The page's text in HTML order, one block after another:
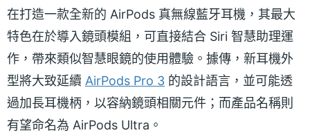
在打造一款全新的 AirPods 真無線藍牙耳機，其最大
特色在於導入鏡頭模組，可直接結合 Siri 智慧助理運
作，帶來類似智慧眼鏡的使用體驗。據傳，新耳機外
型將大致延續 AirPods Pro 3 的設計語言，並可能透
過加長耳機柄，以容納鏡頭相關元件；而產品名稱則
有望命名為 AirPods Ultra。